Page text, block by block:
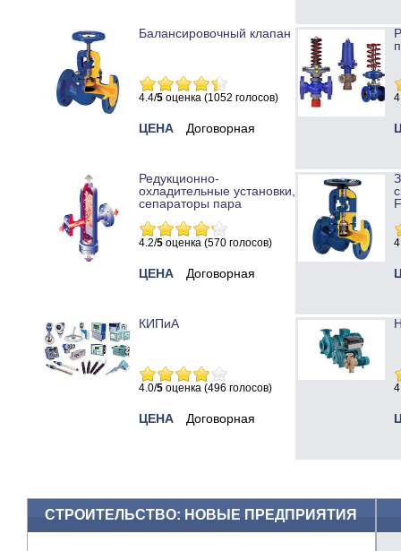
Балансировочный клапан
4.4/5 оценка (1052 голосов)
ЦЕНА Договорная
Редукционно-
охладительные установки,
сепараторы пара
4.2/5 оценка (570 голосов)
ЦЕНА Договорная
КИПиА
4.0/5 оценка (496 голосов)
ЦЕНА Договорная
СТРОИТЕЛЬСТВО: НОВЫЕ ПРЕДПРИЯТИЯ